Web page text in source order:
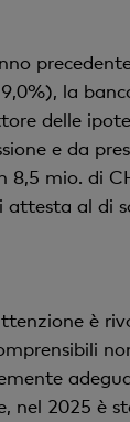
la
delle
e da
8,5 mio. di
attesta al di
è
nel 2025 è